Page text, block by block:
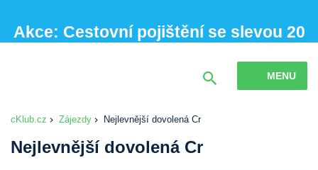
Akce: Cestovní pojištění se slevou 20
MENU
cKlub.cz Zájezdy Nejlevnější dovolená Cr
Nejlevnější dovolená Cr